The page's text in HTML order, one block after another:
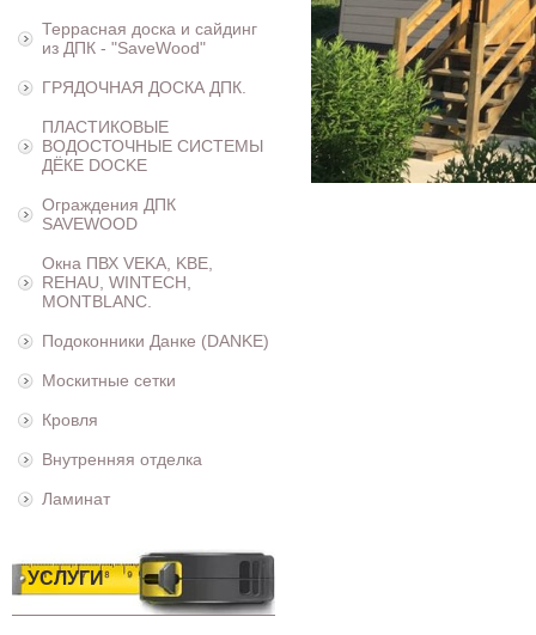
Террасная доска и сайдинг
из ДПК - "SaveWood"
ГРЯДОЧНАЯ ДОСКА ДПК.
ПЛАСТИКОВЫЕ
ВОДОСТОЧНЫЕ СИСТЕМЫ
ДЁКЕ DOCKE
Ограждения ДПК
SAVEWOOD
Окна ПВХ VEKA, KBE,
REHAU, WINTECH,
MONTBLANC.
Подоконники Данке (DANKE)
Москитные сетки
Кровля
Внутренняя отделка
Ламинат
УСЛУГИ